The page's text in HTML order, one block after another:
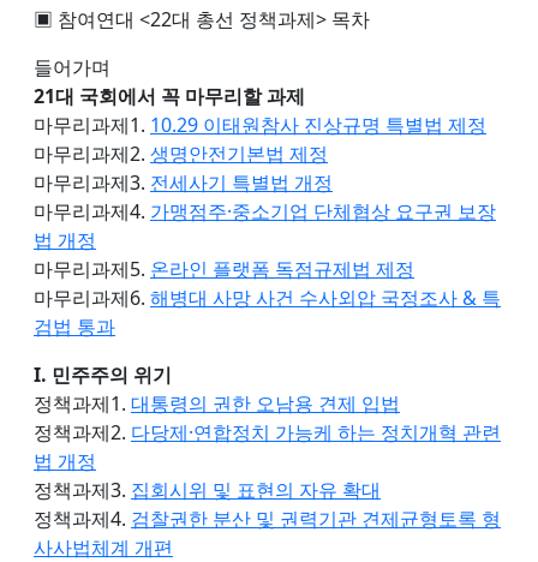
▣ 참여연대 <22대 총선 정책과제> 목차
들어가며
21대 국회에서 꼭 마무리할 과제
마무리과제1. 10.29 이태원참사 진상규명 특별법 제정
마무리과제2. 생명안전기본법 제정
마무리과제3. 전세사기 특별법 개정
마무리과제4. 가맹점주·중소기업 단체협상 요구권 보장
법 개정
마무리과제5. 온라인 플랫폼 독점규제법 제정
마무리과제6. 해병대 사망 사건 수사외압 국정조사 & 특
검법 통과
I. 민주주의 위기
정책과제1. 대통령의 권한 오남용 견제 입법
정책과제2. 다당제·연합정치 가능케 하는 정치개혁 관련
법 개정
정책과제3. 집회시위 및 표현의 자유 확대
정책과제4. 검찰권한 분산 및 권력기관 견제균형토록 형
사사법체계 개편